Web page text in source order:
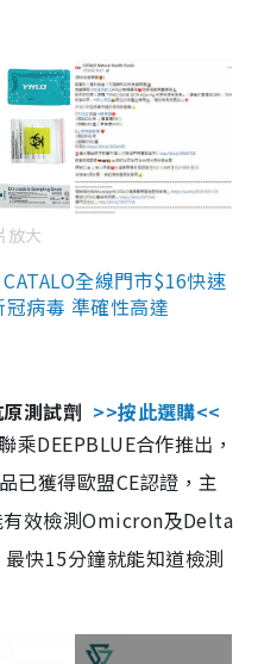
放大
全線門市$16快速
病毒 準確性高達
測試劑 >>按此選購<<
DEEPBLUE合作推出，
已獲得歐盟CE認證，主
效檢測Omicron及Delta
快15分鐘就能知道檢測